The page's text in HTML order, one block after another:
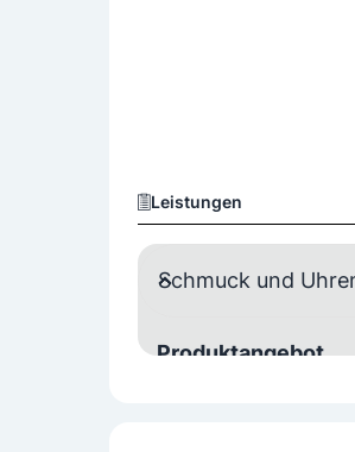
Leistungen
Schmuck und
Produktangebot